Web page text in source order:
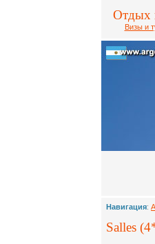
Отдых
Визы и
Навигация:
Salles